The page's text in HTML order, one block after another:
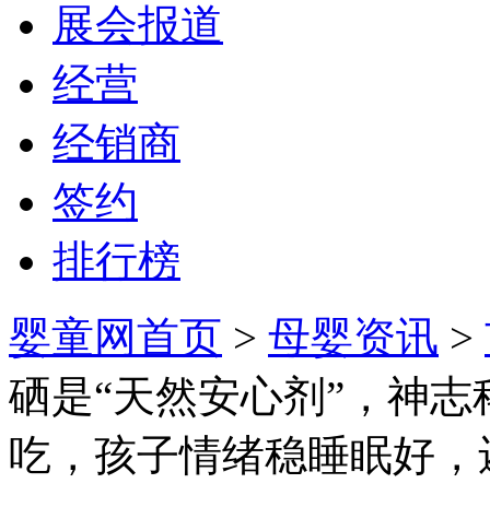
展会报道
经营
经销商
签约
排行榜
婴童网首页 > 母婴资讯 >
硒是“天然安心剂”，神
吃，孩子情绪稳睡眠好